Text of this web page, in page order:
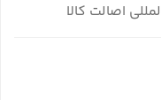
اصالت کالا